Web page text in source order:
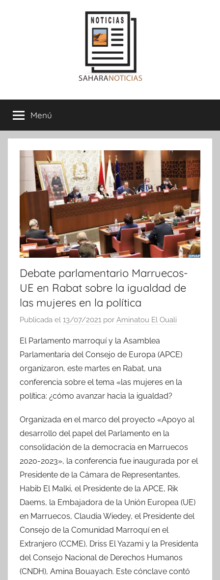
Sahara
Noticias
Menú
Debate parlamentario Marruecos-
UE en Rabat sobre la igualdad de
las mujeres en la política
Publicada el 13/07/2021 por Aminatou El Ouali
El Parlamento marroquí y la Asamblea
Parlamentaria del Consejo de Europa (APCE)
organizaron, este martes en Rabat, una
conferencia sobre el tema «las mujeres en la
política: ¿cómo avanzar hacia la igualdad?
Organizada en el marco del proyecto «Apoyo al
desarrollo del papel del Parlamento en la
consolidación de la democracia en Marruecos
2020-2023», la conferencia fue inaugurada por el
Presidente de la Cámara de Representantes,
Habib El Malki, el Presidente de la APCE, Rik
Daems, la Embajadora de la Unión Europea (UE)
en Marruecos, Claudia Wiedey, el Presidente del
Consejo de la Comunidad Marroquí en el
Extranjero (CCME), Driss El Yazami y la Presidenta
del Consejo Nacional de Derechos Humanos
(CNDH), Amina Bouayach. Este cónclave contó